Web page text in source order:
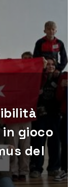
gioco
del